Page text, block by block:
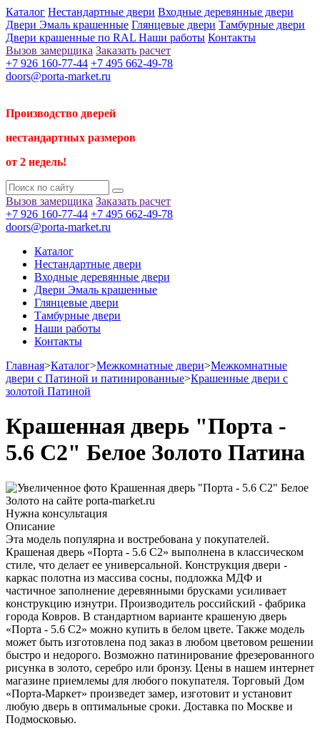
Каталог Нестандартные двери Входные деревянные двери
Двери Эмаль крашенные Глянцевые двери Тамбурные двери
Двери крашенные по RAL Наши работы Контакты
Вызов замерщика Заказать расчет
+7 926 160-77-44 +7 495 662-49-78
doors@porta-market.ru
Производство дверей
нестандартных размеров
от 2 недель!
Вызов замерщика Заказать расчет
+7 926 160-77-44 +7 495 662-49-78
doors@porta-market.ru
Каталог
Нестандартные двери
Входные деревянные двери
Двери Эмаль крашенные
Глянцевые двери
Тамбурные двери
Наши работы
Контакты
Главная>Каталог>Межкомнатные двери>Межкомнатные
двери с Патиной и патинированные>Крашенные двери с
золотой Патиной
Крашенная дверь "Порта -
5.6 С2" Белое Золото Патина
Нужна консультация
Описание
Эта модель популярна и востребована у покупателей.
Крашеная дверь «Порта - 5.6 С2» выполнена в классическом
стиле, что делает ее универсальной. Конструкция двери -
каркас полотна из массива сосны, подложка МДФ и
частичное заполнение деревянными брусками усиливает
конструкцию изнутри. Производитель российский - фабрика
города Ковров. В стандартном варианте крашеную дверь
«Порта - 5.6 С2» можно купить в белом цвете. Также модель
может быть изготовлена под заказ в любом цветовом решении
быстро и недорого. Возможно патинирование фрезерованного
рисунка в золото, серебро или бронзу. Цены в нашем интернет
магазине приемлемы для любого покупателя. Торговый Дом
«Порта-Маркет» произведет замер, изготовит и установит
любую дверь в оптимальные сроки. Доставка по Москве и
Подмосковью.